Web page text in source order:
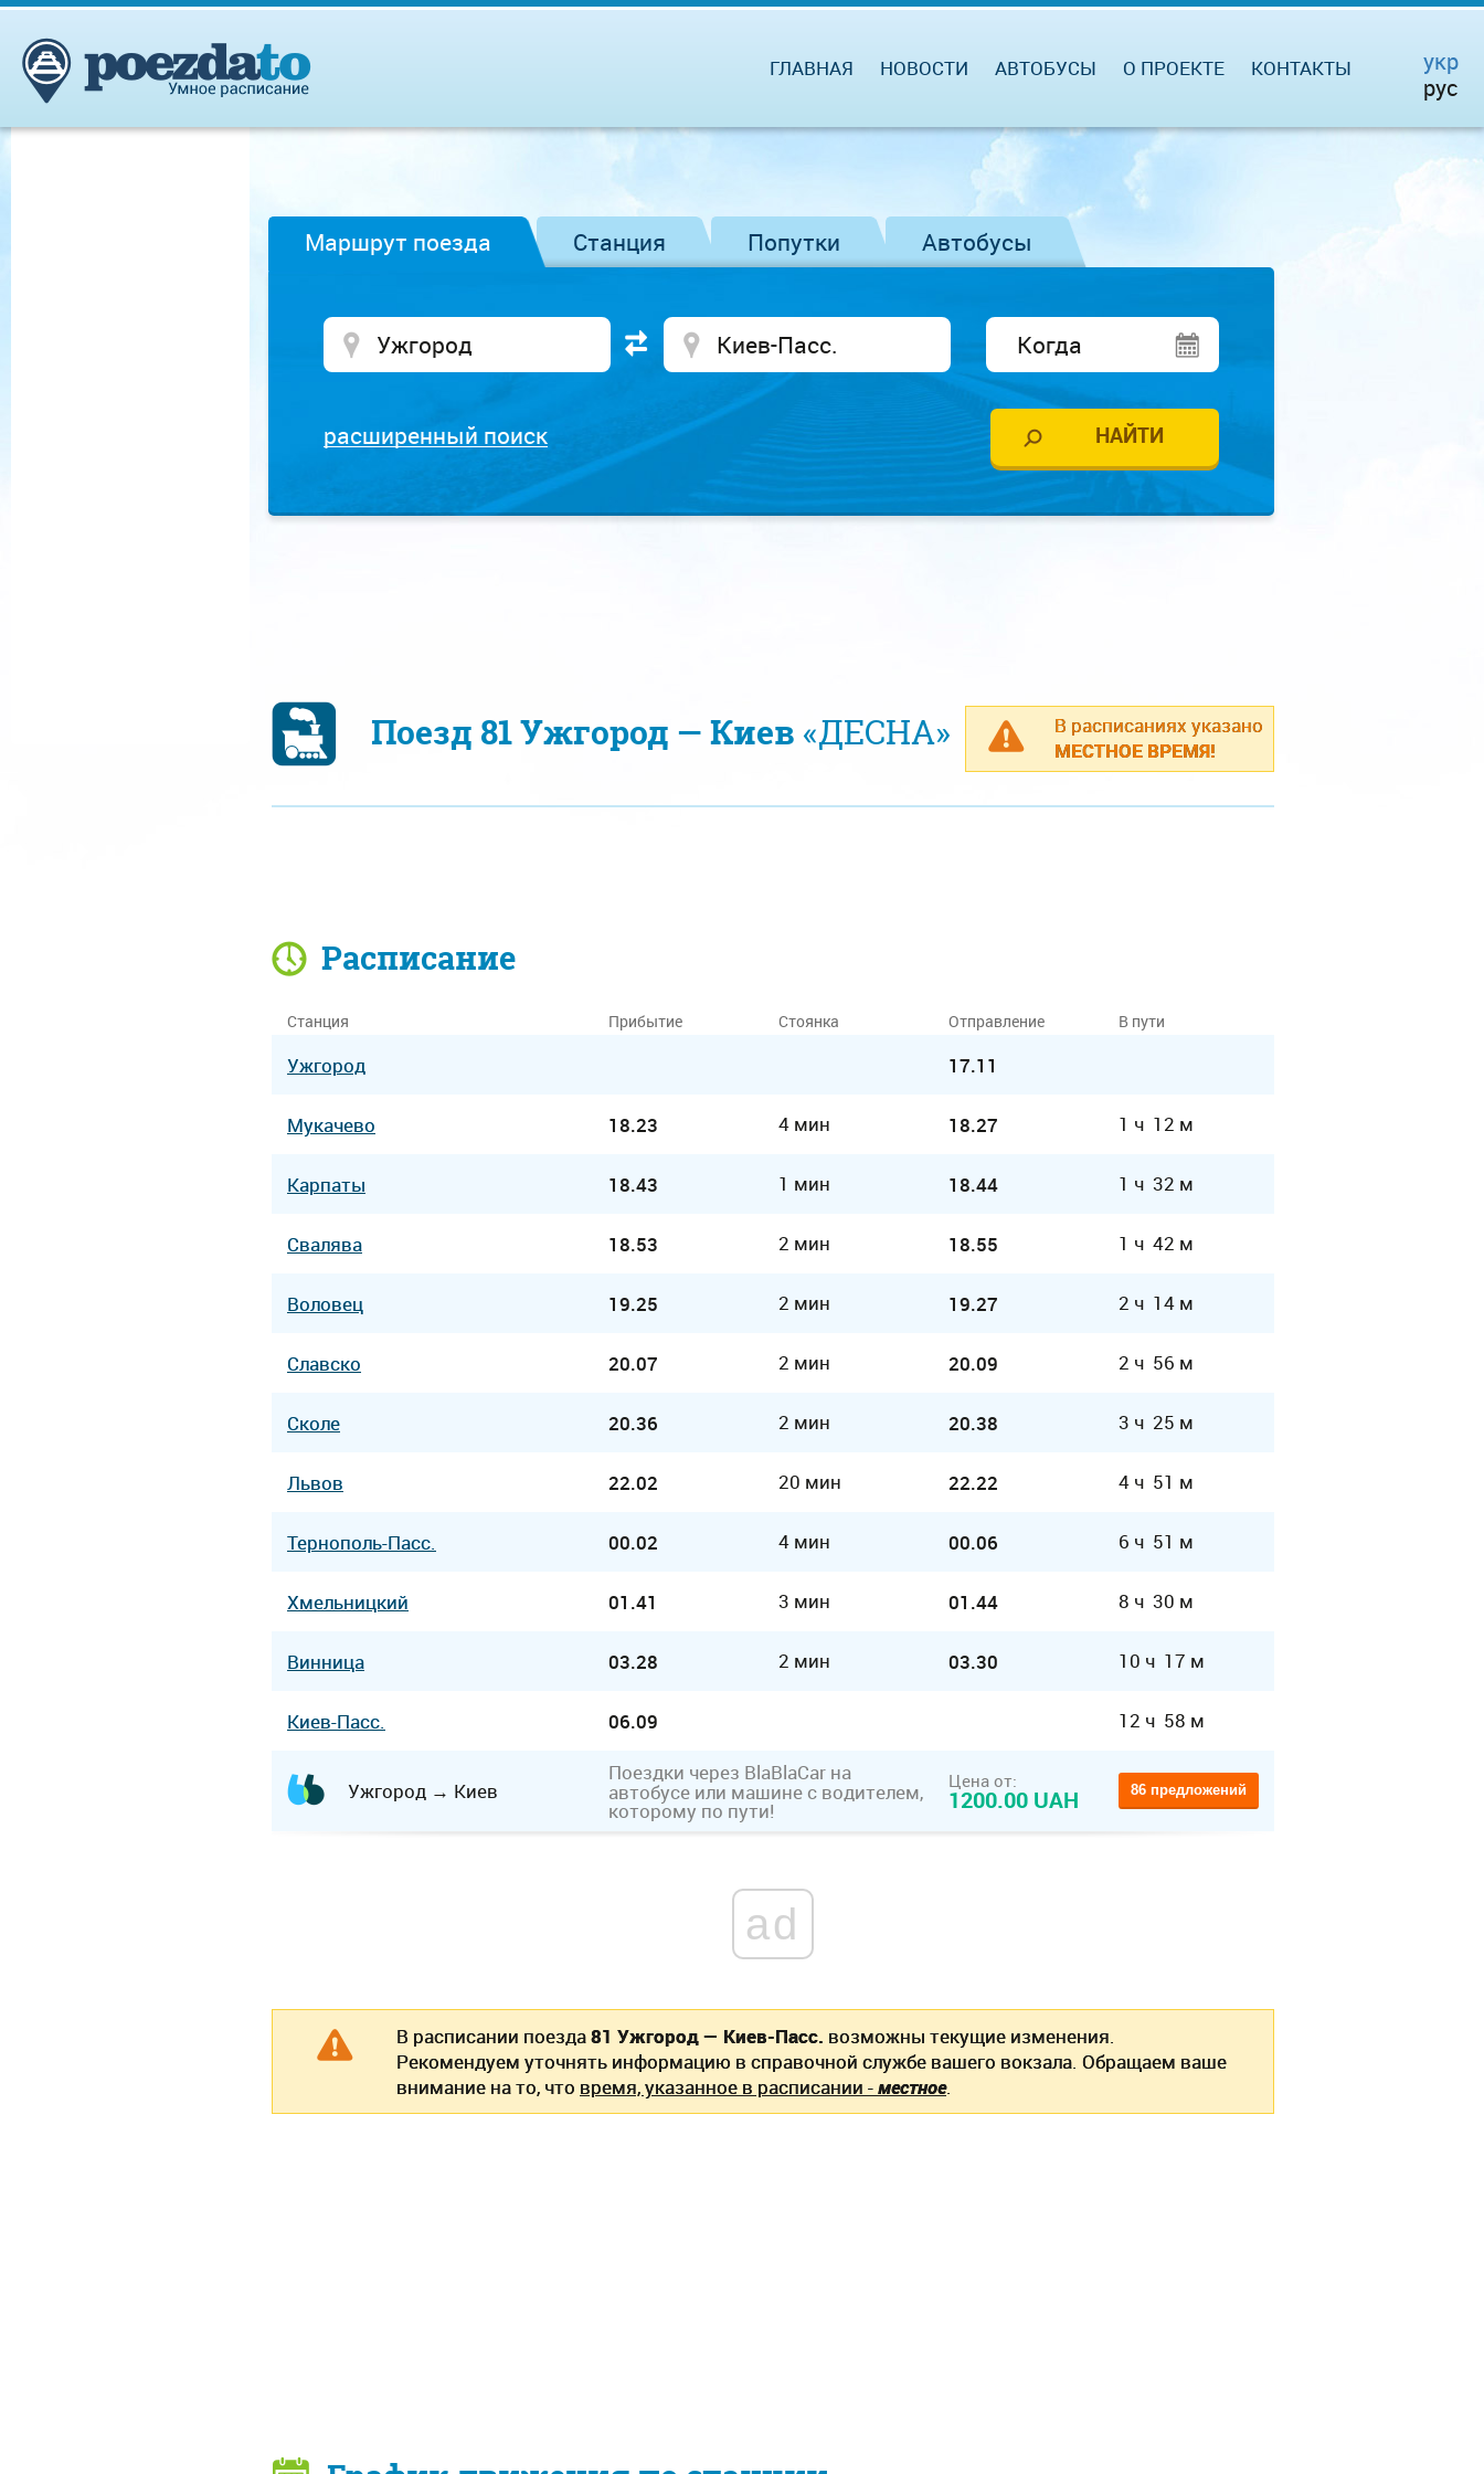
ГЛАВНАЯ НОВОСТИ АВТОБУСЫ О ПРОЕКТЕ КОНТАКТЫ
укр
рус
Маршрут поезда Станция Попутки Автобусы
расширенный поиск
В расписаниях указано
МЕСТНОЕ ВРЕМЯ!
Поезд 81 Ужгород — Киев «ДЕСНА»
Расписание
Станция Прибытие Стоянка Отправление В пути
Ужгород 17.11
Мукачево 18.23 4 мин 18.27 1 ч 12 м
Карпаты 18.43 1 мин 18.44 1 ч 32 м
Свалява 18.53 2 мин 18.55 1 ч 42 м
Воловец 19.25 2 мин 19.27 2 ч 14 м
Славско 20.07 2 мин 20.09 2 ч 56 м
Сколе 20.36 2 мин 20.38 3 ч 25 м
Львов 22.02 20 мин 22.22 4 ч 51 м
Тернополь-Пасс. 00.02 4 мин 00.06 6 ч 51 м
Хмельницкий 01.41 3 мин 01.44 8 ч 30 м
Винница 03.28 2 мин 03.30 10 ч 17 м
Киев-Пасс. 06.09 12 ч 58 м
Ужгород → Киев
Поездки через BlaBlaCar на
автобусе или машине с водителем,
которому по пути!
Цена от:
1200.00 UAH 86 предложений
ad
В расписании поезда81 Ужгород — Киев-Пасс. возможны текущие изменения.
Рекомендуем уточнять информацию в справочной службе вашего вокзала. Обращаем ваше
внимание на то, что время, указанное в расписании -местное.